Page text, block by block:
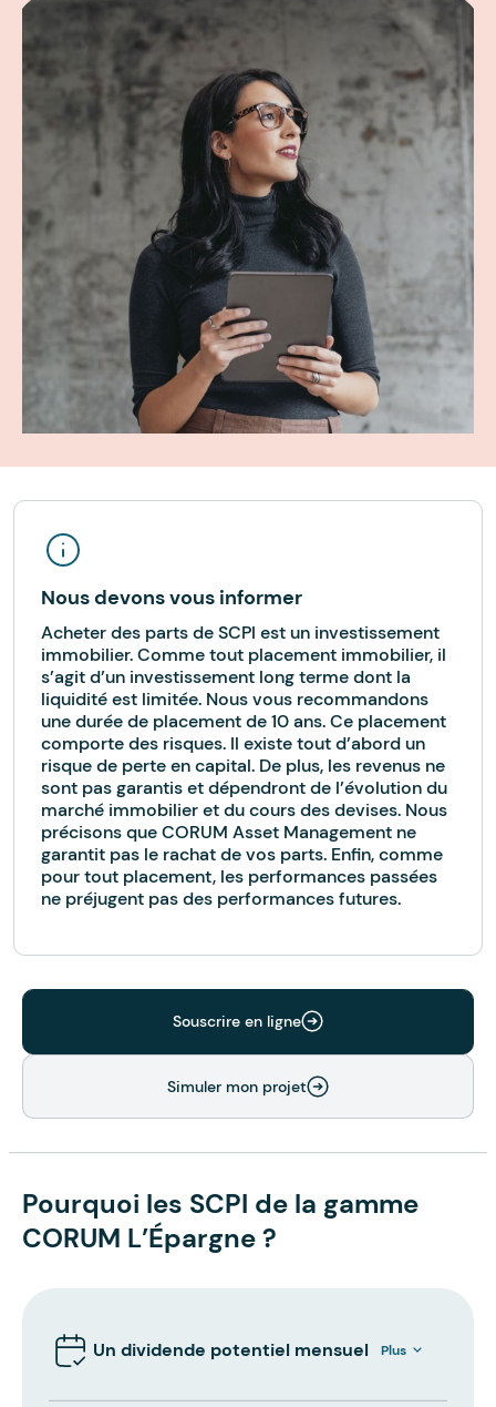
Nous devons vous informer
Acheter des parts de SCPI est un investissement
immobilier. Comme tout placement immobilier, il
s’agit d’un investissement long terme dont la
liquidité est limitée. Nous vous recommandons
une durée de placement de 10 ans. Ce placement
comporte des risques. Il existe tout d’abord un
risque de perte en capital. De plus, les revenus ne
sont pas garantis et dépendront de l’évolution du
marché immobilier et du cours des devises. Nous
précisons que CORUM Asset Management ne
garantit pas le rachat de vos parts. Enfin, comme
pour tout placement, les performances passées
ne préjugent pas des performances futures.
Souscrire en ligne
Simuler mon projet
Pourquoi les SCPI de la gamme
CORUM L’Épargne ?
Un dividende potentiel mensuel Plus